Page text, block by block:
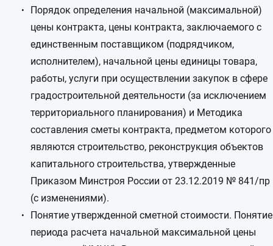
Порядок определения начальной (максимальной)
цены контракта, цены контракта, заключаемого с
единственным поставщиком (подрядчиком,
исполнителем), начальной цены единицы товара,
работы, услуги при осуществлении закупок в сфере
градостроительной деятельности (за исключением
территориального планирования) и Методика
составления сметы контракта, предметом которого
являются строительство, реконструкция объектов
капитального строительства, утвержденные
Приказом Минстроя России от 23.12.2019 № 841/пр
(с изменениями).
Понятие утвержденной сметной стоимости. Понятие
периода расчета начальной максимальной цены